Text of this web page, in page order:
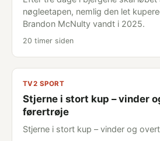
nøgleetapen, nemlig den let
Brandon McNulty vandt i 2025.
20 timer siden
TV2 SPORT
Stjerne i stort kup – vinder
førertrøje
Stjerne i stort kup – vinder og